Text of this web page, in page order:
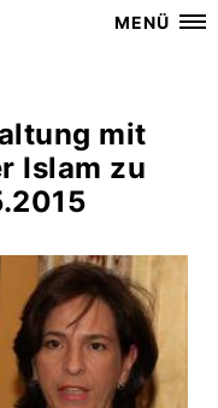
MENÜ
mit
Islam zu